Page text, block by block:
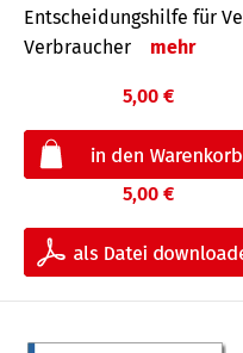
Entscheidungshilfe für
Verbraucher
mehr
5,00 €
5,00 €